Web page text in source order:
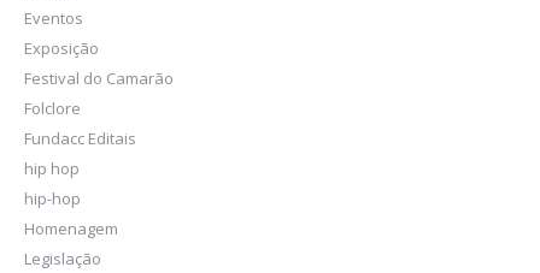
Eventos
Exposição
Festival do Camarão
Folclore
Fundacc Editais
hip hop
hip-hop
Homenagem
Legislação